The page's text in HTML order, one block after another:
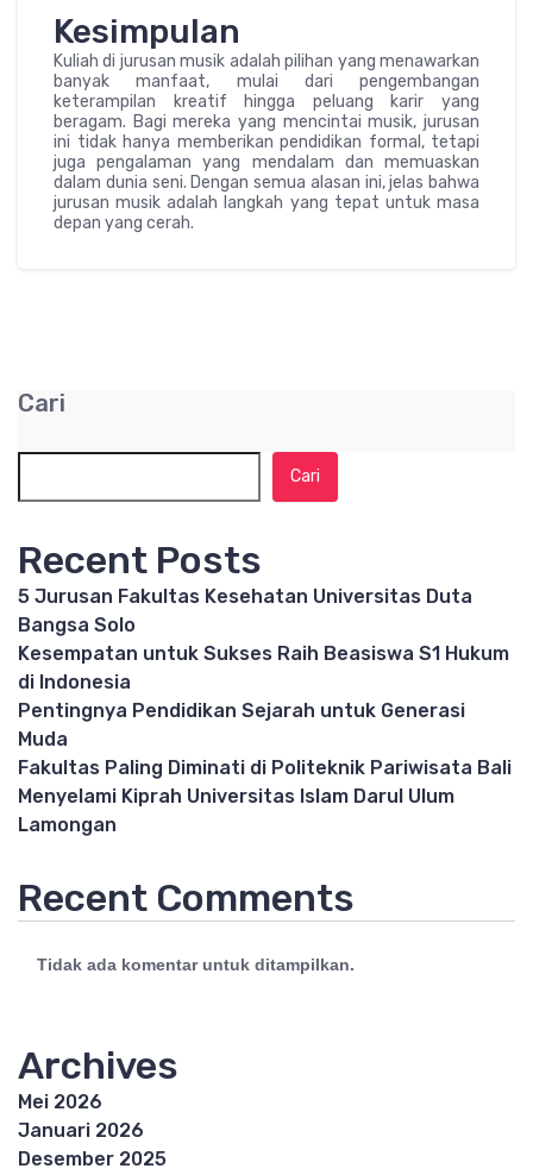
Kesimpulan
Kuliah di jurusan musik adalah pilihan yang menawarkan
banyak manfaat, mulai dari pengembangan
keterampilan kreatif hingga peluang karir yang
beragam. Bagi mereka yang mencintai musik, jurusan
ini tidak hanya memberikan pendidikan formal, tetapi
juga pengalaman yang mendalam dan memuaskan
dalam dunia seni. Dengan semua alasan ini, jelas bahwa
jurusan musik adalah langkah yang tepat untuk masa
depan yang cerah.
Cari
Cari
Recent Posts
5 Jurusan Fakultas Kesehatan Universitas Duta
Bangsa Solo
Kesempatan untuk Sukses Raih Beasiswa S1 Hukum
di Indonesia
Pentingnya Pendidikan Sejarah untuk Generasi
Muda
Fakultas Paling Diminati di Politeknik Pariwisata Bali
Menyelami Kiprah Universitas Islam Darul Ulum
Lamongan
Recent Comments
Tidak ada komentar untuk ditampilkan.
Archives
Mei 2026
Januari 2026
Desember 2025